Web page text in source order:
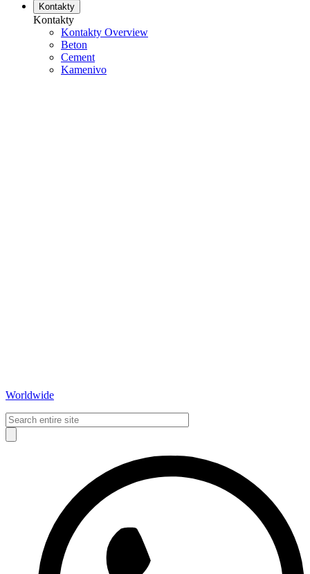
Kontakty
Kontakty
Kontakty Overview
Beton
Cement
Kamenivo
Worldwide